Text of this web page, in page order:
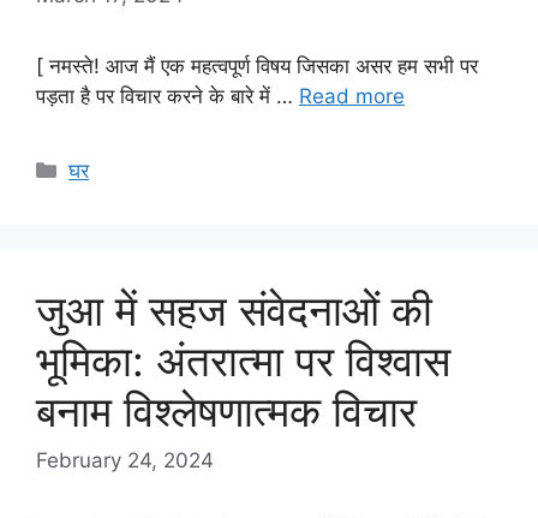
[ नमस्ते! आज मैं एक महत्वपूर्ण विषय जिसका असर हम सभी पर
पड़ता है पर विचार करने के बारे में … Read more
Categories
घर
जुआ में सहज संवेदनाओं की
भूमिका: अंतरात्मा पर विश्वास
बनाम विश्लेषणात्मक विचार
February 24, 2024